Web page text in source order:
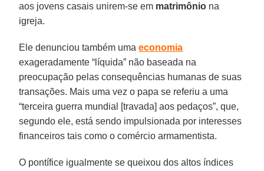
aos jovens casais unirem-se em matrimônio na
igreja.
Ele denunciou também umaeconomia
exageradamente “líquida” não baseada na
preocupação pelas consequências humanas de suas
transações. Mais uma vez o papa se referiu a uma
“terceira guerra mundial [travada] aos pedaços”, que,
segundo ele, está sendo impulsionada por interesses
financeiros tais como o comércio armamentista.
O pontífice igualmente se queixou dos altos índices